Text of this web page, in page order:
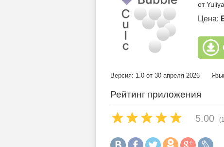
от
Цена:
Версия: 1.0 от 30 апреля 2026
Рейтинг приложения
5.00